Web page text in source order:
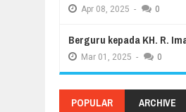
Apr 08, 2025 - 0
Berguru kepada KH. R.
Mar 01, 2025 - 0
POPULAR ARCHIVE